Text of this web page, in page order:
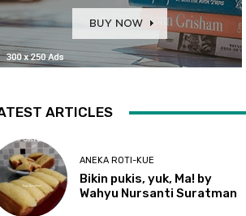
ARTICLES
ANEKA ROTI-KUE
Bikin pukis, yuk, Ma! by
Wahyu Nursanti Suratman